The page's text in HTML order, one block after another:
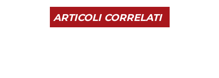
ARTICOLI CORRELATI